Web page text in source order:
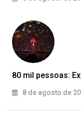
80 mil pessoas:
8 de agosto de